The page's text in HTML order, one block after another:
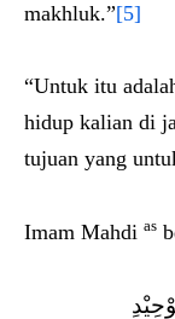
makhluk.”[5]
“Untuk itu
hidup kalian di
tujuan yang
Imam Mahdi as